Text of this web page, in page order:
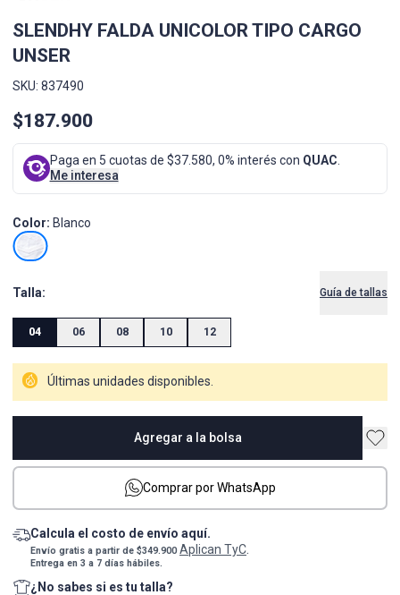
SLENDHY FALDA UNICOLOR TIPO CARGO
UNSER
SKU: 837490
$187.900
Paga en 5 cuotas de $37.580, 0% interés con QUAC
Me interesa
Color: Blanco
Talla: Guía de tallas
04 06 08 10 12
Últimas unidades disponibles.
Agregar a la bolsa
Comprar por WhatsApp
Calcula el costo de envío aquí.
Envío gratis a partir de $349.900Aplican TyC.
Entrega en 3 a 7 días hábiles.
¿No sabes si es tu talla?